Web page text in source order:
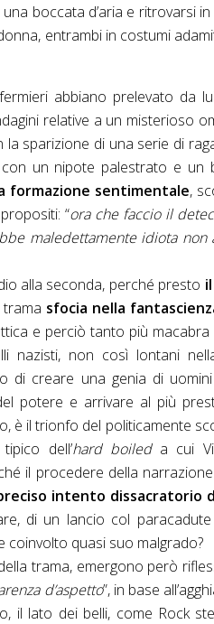
boccata d’aria e ritrovarsi
entrambi in costumi
abbiano prelevato da
relative a un misterioso
sparizione di una serie di
un nipote palestrato e un
formazione sentimentale,
“ora che faccio il
maledettamente idiota
alla seconda, perché presto
sfocia nella
e perciò tanto più
nazisti, non così lontani
di creare una genia di
potere e arrivare al più
è il trionfo del politicamente
dell’hard boileda cui
il procedere della
intento dissacratorio
di un lancio col paracadute
coinvolto quasi suo malgrado?
trama, emergono però
d’aspetto”, in base
il lato dei belli, come Rock